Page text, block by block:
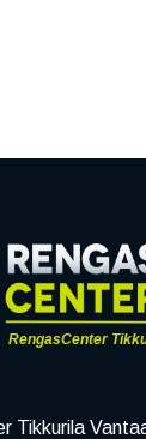
RengasCenter
Tikkurila